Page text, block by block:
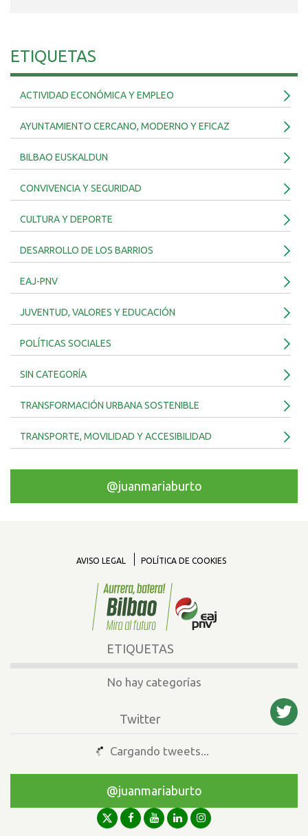
ETIQUETAS
ACTIVIDAD ECONÓMICA Y EMPLEO
AYUNTAMIENTO CERCANO, MODERNO Y EFICAZ
BILBAO EUSKALDUN
CONVIVENCIA Y SEGURIDAD
CULTURA Y DEPORTE
DESARROLLO DE LOS BARRIOS
EAJ-PNV
JUVENTUD, VALORES Y EDUCACIÓN
POLÍTICAS SOCIALES
SIN CATEGORÍA
TRANSFORMACIÓN URBANA SOSTENIBLE
TRANSPORTE, MOVILIDAD Y ACCESIBILIDAD
@juanmariaburto
AVISO LEGAL POLÍTICA DE COOKIES
ETIQUETAS
No hay categorías
Twitter
Cargando tweets...
@juanmariaburto